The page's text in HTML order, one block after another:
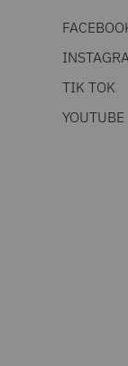
TIK TOK
YOUTUBE